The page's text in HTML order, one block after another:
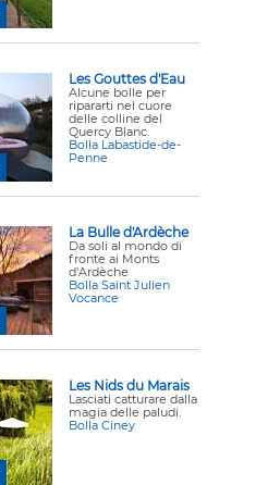
Les Gouttes d'Eau
Alcune bolle per
ripararti nel cuore
delle colline del
Quercy Blanc.
Bolla Labastide-de-
Penne
La Bulle d'Ardèche
Da soli al mondo di
fronte ai Monts
d'Ardèche
Bolla Saint Julien
Vocance
Les Nids du Marais
Lasciati catturare dalla
magia delle paludi.
Bolla Ciney